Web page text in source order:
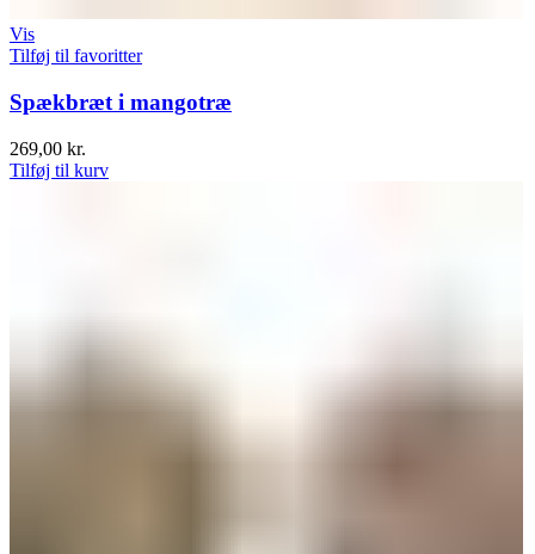
Vis
Tilføj til favoritter
Spækbræt i mangotræ
269,00 kr.
Tilføj til kurv